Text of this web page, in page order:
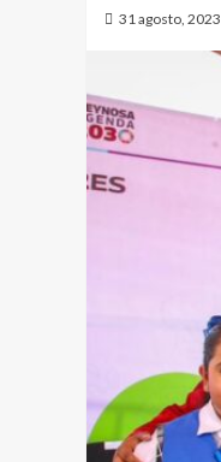
31 agosto, 2023